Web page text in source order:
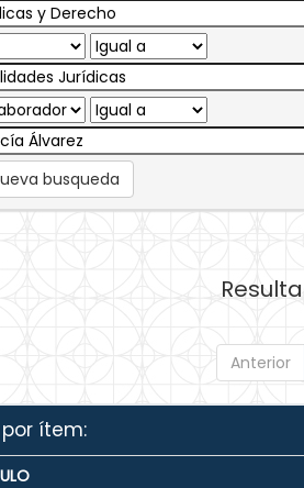
busqueda
Anterior
ítem: